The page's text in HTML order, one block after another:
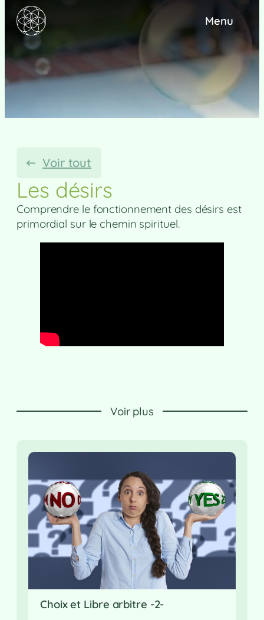
Menu
Les désirs
Voir tout
Comprendre le fonctionnement des désirs est
primordial sur le chemin spirituel.
Voir plus
Choix et Libre arbitre -2-